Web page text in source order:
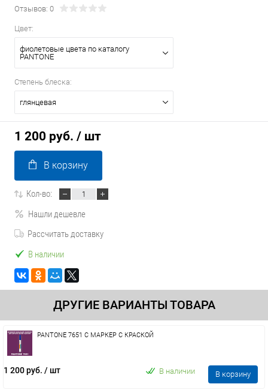
Отзывов: 0
Цвет:
фиолетовые цвета по каталогу
PANTONE
Степень блеска:
глянцевая
1 200 руб. / шт
В корзину
Кол-во:
Нашли дешевле
Рассчитать доставку
В наличии
ДРУГИЕ ВАРИАНТЫ ТОВАРА
PANTONE 7651 C МАРКЕР С КРАСКОЙ
1 200 руб. / шт В наличии В корзину